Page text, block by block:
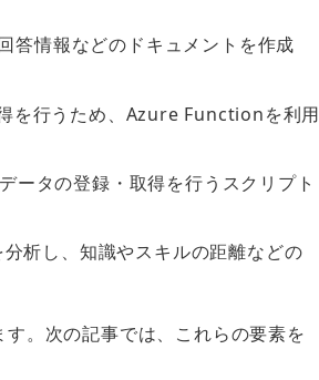
答情報などのドキュメントを作成
を行うため、Azure Functionを利用
タの登録・取得を行うスクリプト
析し、知識やスキルの距離などの
。次の記事では、これらの要素を